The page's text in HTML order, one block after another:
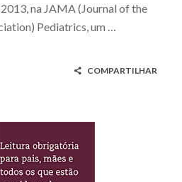
na JAMA (Journal of the
Pediatrics, um …
COMPARTILHAR